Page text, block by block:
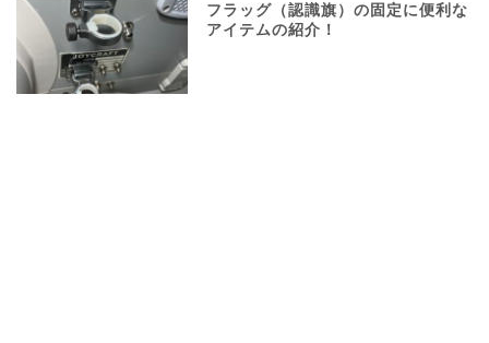
フラッグ（認識旗）の固定に便利な
アイテムの紹介！